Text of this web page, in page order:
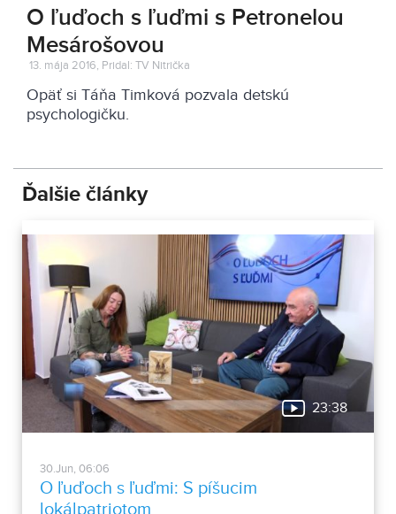
O ľuďoch s ľuďmi s Petronelou
Mesárošovou
13. mája 2016, Pridal: TV Nitrička
Opäť si Táňa Timková pozvala detskú
psychologičku.
Ďalšie články
23:38
30.Jun, 06:06
O ľuďoch s ľuďmi: S píšucim
lokálpatriotom